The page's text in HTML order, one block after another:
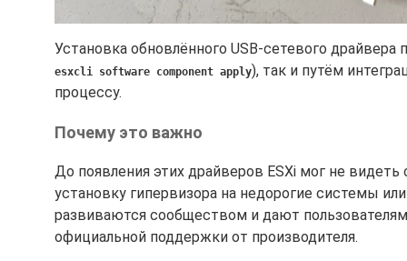
Установка обновлённого USB-сетевого
esxcli software component apply), так и путём
процессу.
Почему это важно
До появления этих драйверов ESXi мог не
установку гипервизора на недорогие системы
развиваются сообществом и дают
официальной поддержки от производителя.